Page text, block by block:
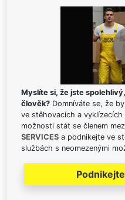
Myslíte si, že jste
člověk? Domníváte se, že
ve stěhovacích a
možnosti stát se členem
SERVICES a podnikejte ve
službách s neomezenými